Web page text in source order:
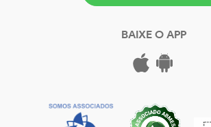
BAIXE O APP